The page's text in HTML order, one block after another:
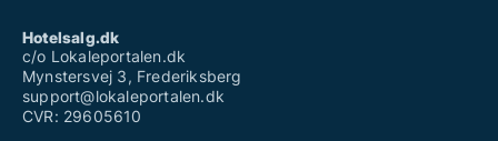
Hotelsalg.dk
c/o Lokaleportalen.dk
Mynstersvej 3, Frederiksberg
support@lokaleportalen.dk
CVR: 29605610